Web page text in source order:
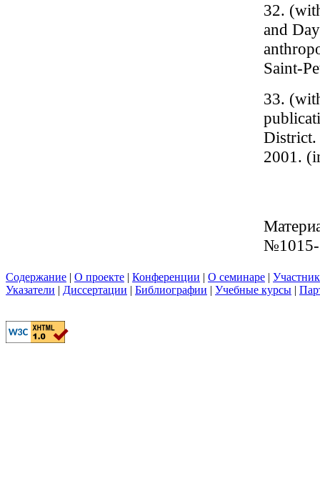
32.
and
Saint-
33.
District.
2001.
№1015-
Содержание | О проекте | Конференции | О семинаре |
Указатели | Диссертации | Библиографии | Учебные курсы |